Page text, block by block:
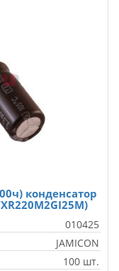
конденсатор
010425
JAMICON
100 шт.